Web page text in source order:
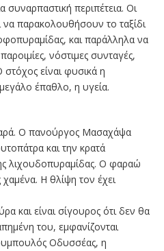
συναρπαστική περιπέτεια. Οι
να παρακολουθήσουν το ταξίδι
και παράλληλα να
νόστιμες συνταγές,
είναι φυσικά η
έπαθλο, η υγεία.
Ο πανούργος Μασαχάψα
και την κρατά
λιχουδοπυραμίδας. Ο φαραώ
Η θλίψη τον έχει
και είναι σίγουρος ότι δεν θα
του, εμφανίζονται
Οδυσσέας, η